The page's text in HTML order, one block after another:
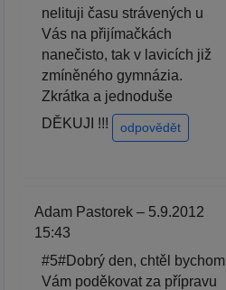
nelituji času strávených u
Vás na přijímačkách
nanečisto, tak v lavicích již
zmíněného gymnázia.
Zkrátka a jednoduše
DĚKUJI !!!
odpovědět
Adam Pastorek – 5.9.2012
15:43
#5#Dobrý den, chtěl bychom
Vám poděkovat za přípravu